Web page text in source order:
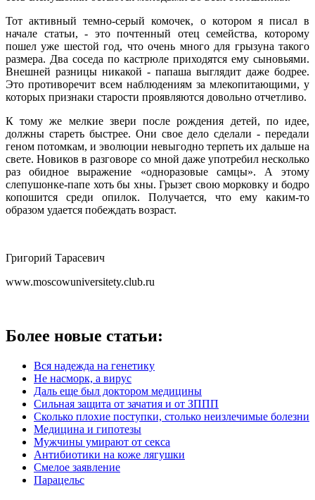
Тот активный темно-серый комочек, о котором я писал в
начале статьи, - это почтенный отец семейства, которому
пошел уже шестой год, что очень много для грызуна такого
размера. Два соседа по кастрюле приходятся ему сыновьями.
Внешней разницы никакой - папаша выглядит даже бодрее.
Это противоречит всем наблюдениям за млекопитающими, у
которых признаки старости проявляются довольно отчетливо.
К тому же мелкие звери после рождения детей, по идее,
должны стареть быстрее. Они свое дело сделали - передали
геном потомкам, и эволюции невыгодно терпеть их дальше на
свете. Новиков в разговоре со мной даже употребил несколько
раз обидное выражение «одноразовые самцы». А этому
слепушонке-папе хоть бы хны. Грызет свою морковку и бодро
копошится среди опилок. Получается, что ему каким-то
образом удается побеждать возраст.
Григорий Тарасевич
www.moscowuniversitety.club.ru
Более новые статьи:
Вся надежда на генетику
Не насморк, а вирус
Даль еще был доктором медицины
Сильная защита от зачатия и от ЗППП
Сколько плохие поступки, столько неизлечимые болезни
Медицина и гипотезы
Мужчины умирают от секса
Антибиотики на коже лягушки
Смелое заявление
Парацельс